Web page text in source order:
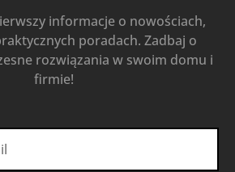
informacje o nowościach,
poradach. Zadbaj o
rozwiązania w swoim domu i
firmie!